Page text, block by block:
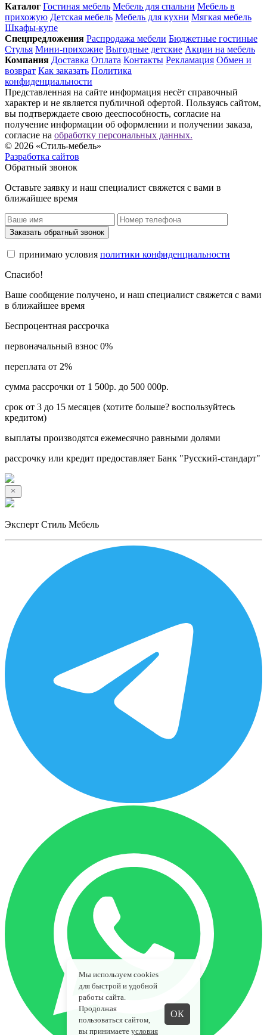
Каталог Гостиная мебель Мебель для спальни Мебель в
прихожую Детская мебель Мебель для кухни Мягкая мебель
Шкафы-купе
Спец­предложения Распродажа мебели Бюджетные гостиные
Стулья Мини-прихожие Выгодные детские Акции на мебель
Компания Доставка Оплата Контакты Рекламация Обмен и
возврат Как заказать Политика
конфиденциальности
Представленная на сайте информация несёт справочный
характер и не является публичной офертой. Пользуясь сайтом,
вы подтверждаете свою дееспособность, согласие на
получение информации об оформлении и получении заказа,
согласие на обработку персональных данных.
© 2026 «Стиль-мебель»
Разработка сайтов
Обратный звонок
Оставьте заявку и наш специалист свяжется с вами в
ближайшее время
Заказать обратный звонок
принимаю условия политики конфиденциальности
Спасибо!
Ваше сообщение получено, и наш специалист свяжется с вами
в ближайшее время
Беспроцентная рассрочка
первоначальный взнос 0%
переплата от 2%
сумма рассрочки от 1 500р. до 500 000р.
срок от 3 до 15 месяцев (хотите больше? воспользуйтесь
кредитом)
выплаты производятся ежемесячно равными долями
рассрочку или кредит предоставляет Банк "Русский-стандарт"
Эксперт Стиль Мебель
Мы используем cookies
для быстрой и удобной
работы сайта.
Продолжая
пользоваться сайтом,
вы принимаете условия
ОК